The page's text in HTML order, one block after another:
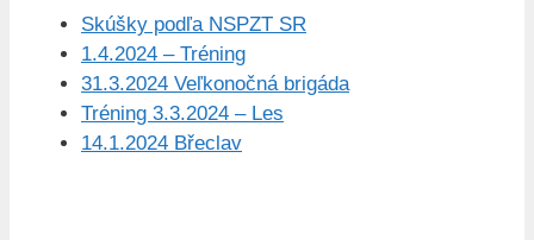
Skúšky podľa NSPZT SR
1.4.2024 – Tréning
31.3.2024 Veľkonočná brigáda
Tréning 3.3.2024 – Les
14.1.2024 Břeclav